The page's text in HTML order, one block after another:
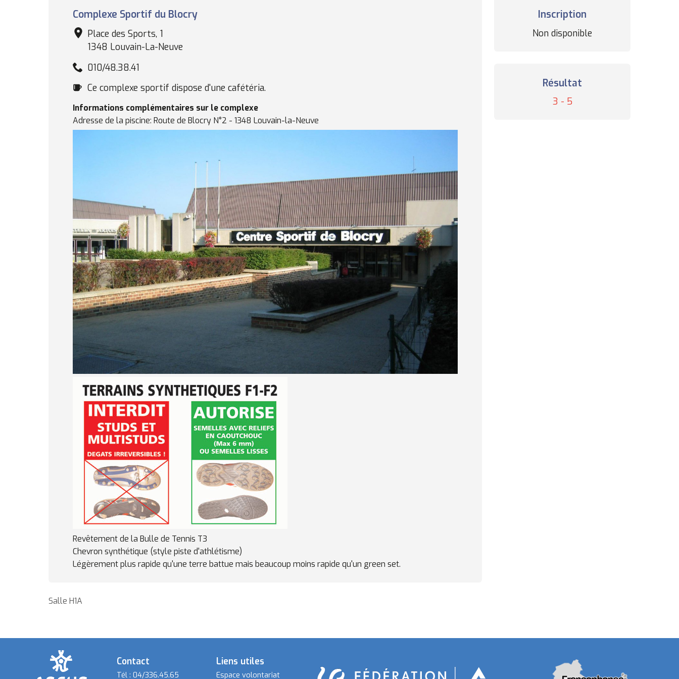
Complexe
sportif
Complexe Sportif du Blocry
Place des Sports, 1
1348 Louvain-La-Neuve
010/48.38.41
Cafétéria
Ce complexe sportif dispose d'une cafétéria.
Informations complémentaires sur le complexe
Adresse de la piscine: Route de Blocry N°2 - 1348 Louvain-la-Neuve
Revêtement de la Bulle de Tennis T3
Chevron synthétique (style piste d'athlétisme)
Légèrement plus rapide qu'une terre battue mais beaucoup moins rapide qu'un green set.
Salle H1A
Inscription
Non disponible
Résultat
3 - 5
Contact
Tél : 04/336.45.65
Liens utiles
Espace volontariat